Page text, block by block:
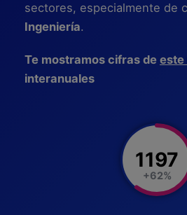
sectores, especialmente de
Ingeniería.
Te mostramos cifras de este
interanuales
1197
+62%